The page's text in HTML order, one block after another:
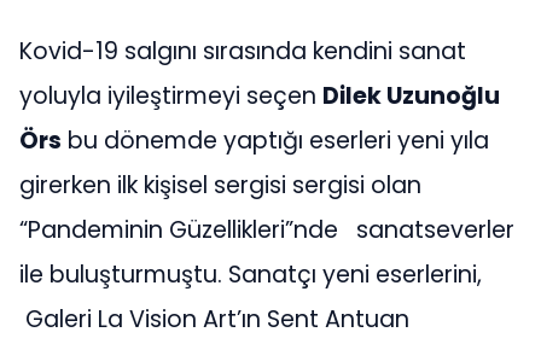
Kovid-19 salgını sırasında kendini sanat
yoluyla iyileştirmeyi seçen Dilek Uzunoğlu
Örs bu dönemde yaptığı eserleri yeni yıla
girerken ilk kişisel sergisi sergisi olan
“Pandeminin Güzellikleri”nde sanatseverler
ile buluşturmuştu. Sanatçı yeni eserlerini,
Galeri La Vision Art’ın Sent Antuan